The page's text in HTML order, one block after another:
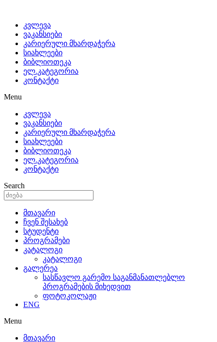
კვლევა
ვაკანსიები
კარიერული მხარდაჭერა
სიახლეები
ბიბლიოთეკა
ელ.კატეგორია
კონტაქტი
Menu
კვლევა
ვაკანსიები
კარიერული მხარდაჭერა
სიახლეები
ბიბლიოთეკა
ელ.კატეგორია
კონტაქტი
Search
მთავარი
ჩვენ შესახებ
სტუდენტი
პროგრამები
კატალოგი
კატალოგი
გალერეა
სასწავლო გარემო საგანმანათლებლო
პროგრამების მიხედვით
ფოტოკოლაჟი
ENG
Menu
მთავარი